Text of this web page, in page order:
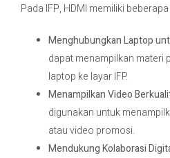
Pada IFP, HDMI memiliki
Menghubungkan Laptop
dapat menampilkan materi
laptop ke layar IFP.
Menampilkan Video
digunakan untuk
atau video promosi.
Mendukung Kolaborasi